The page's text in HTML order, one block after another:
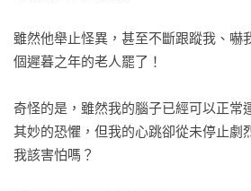
雖然他舉止怪異，甚至不斷跟蹤我、
個遲暮之年的老人罷了！
奇怪的是，雖然我的腦子已經可以正常
其妙的恐懼，但我的心跳卻從未停止劇
我該害怕嗎？